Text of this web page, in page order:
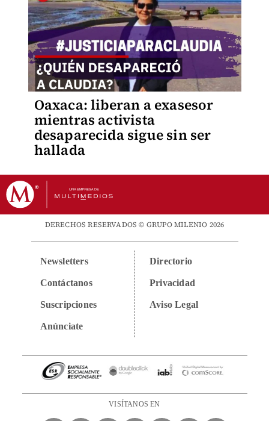
Oaxaca: liberan a exasesor
mientras activista
desaparecida sigue sin ser
hallada
DERECHOS RESERVADOS © GRUPO MILENIO 2026
Newsletters
Contáctanos
Suscripciones
Anúnciate
Directorio
Privacidad
Aviso Legal
VISÍTANOS EN